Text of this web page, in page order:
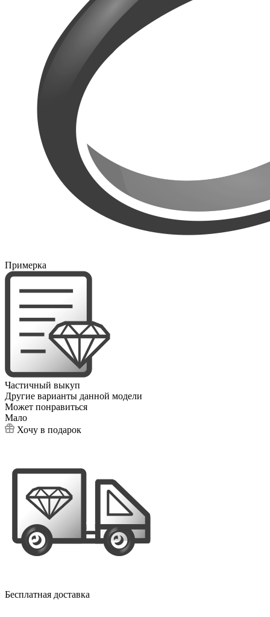
Примерка
Частичный выкуп
Другие варианты данной модели
Может понравиться
Мало
Хочу в подарок
Бесплатная доставка